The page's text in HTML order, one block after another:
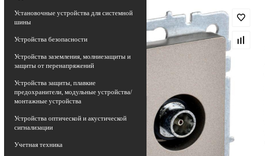
Установочные устройства для системной
шины
Устройства безопасности
Устройства заземления, молниезащиты и
защиты от перенапряжений
Устройства защиты, плавкие
предохранители, модульные устройства/
монтажные устройства
Устройства оптической и акустической
сигнализации
Учетная техника